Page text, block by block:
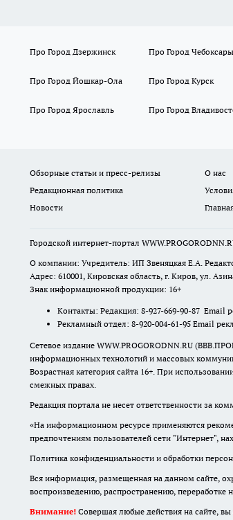
Про Город Дзержинск Про Город Чебоксары
Про Город Йошкар-Ола Про Город Курск
Про Город Ярославль Про Город
Обзорные статьи и пресс-релизы О нас
Редакционная политика
Новости
Городской интернет-портал
О компании: Учредитель: ИП Звеняцкая Е.А.
Адрес: 610001, Кировская область, г. Киров, ул.
Знак информационной продукции: 16+
Контакты: Редакция: 8-927-669-90-87 Email
Рекламный отдел: 8-920-004-61-95 Email
Сетевое издание WWW.PROGORODNN.RU
информационных технологий и массовых
Возрастная категория сайта 16+. При
смежных правах.
Редакция портала не несет ответственности за
«На информационном ресурсе применяются
предпочтениям пользователей сети "Интернет",
Политика конфиденциальности и обработки
Вся информация, размещенная на данном сайте,
воспроизведению, распространению, переработке
Внимание! Совершая любые действия на сайте,